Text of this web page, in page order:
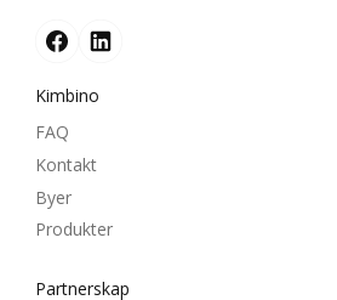
Kimbino
FAQ
Kontakt
Byer
Produkter
Partnerskap